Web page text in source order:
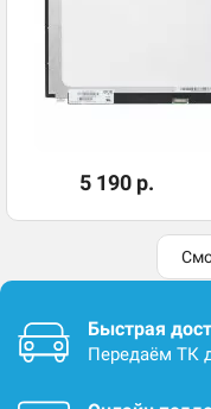
5 190 р.
Быстрая
Передаём ТК